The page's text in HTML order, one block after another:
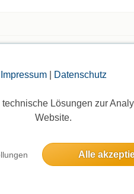
Impressum| Datenschutz
Lösungen zur
Website.
Alle